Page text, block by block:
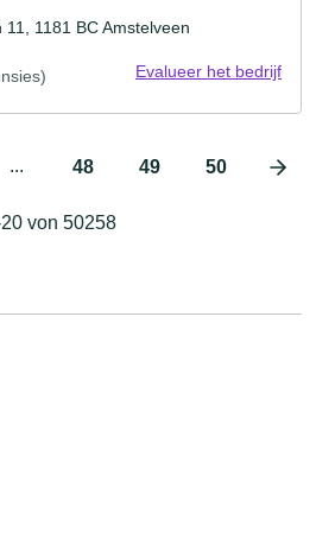
1181 BC Amstelveen
Evalueer het bedrijf
... 48 49 50
von 50258